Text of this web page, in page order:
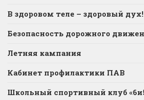
В здоровом теле – здоровый дух!
Безопасность дорожного
Летняя кампания
Кабинет профилактики ПАВ
Школьный спортивный клуб